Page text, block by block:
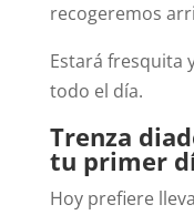
recogeremos
Estará fresquita
todo el día.
Trenza
tu primer
Hoy prefiere